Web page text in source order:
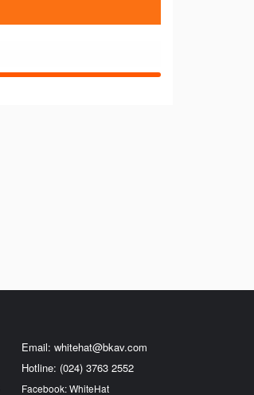
Email: whitehat@bkav.com
Hotline: (024) 3763 2552
Facebook: WhiteHat